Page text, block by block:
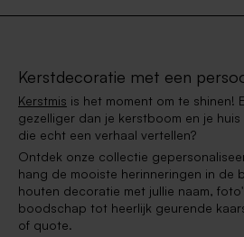
Kerstdecoratie met een
Kerstmis is het moment om te shinen!
gezelliger dan je kerstboom en je
die echt een verhaal vertellen?
Ontdek onze collectie
hang de mooiste herinneringen in de
houten decoratie met jullie naam,
boodschap tot heerlijk geurende
of quote.